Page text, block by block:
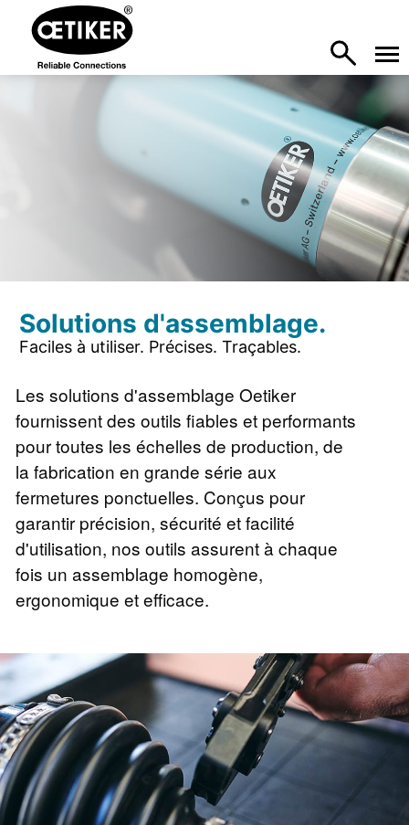
Solutions d'assemblage.
Faciles à utiliser. Précises. Traçables.
Les solutions d'assemblage Oetiker
fournissent des outils fiables et performants
pour toutes les échelles de production, de
la fabrication en grande série aux
fermetures ponctuelles. Conçus pour
garantir précision, sécurité et facilité
d'utilisation, nos outils assurent à chaque
fois un assemblage homogène,
ergonomique et efficace.